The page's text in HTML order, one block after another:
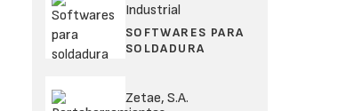
Industrial
SOFTWARES PARA
SOLDADURA
Zetae, S.A.